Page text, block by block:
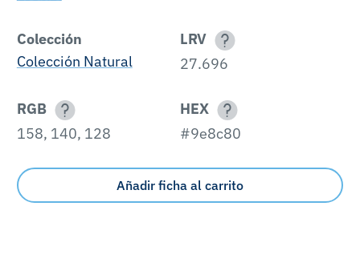
Colección
Colección Natural
LRV
27.696
RGB
158, 140, 128
HEX
#9e8c80
Añadir ficha al carrito